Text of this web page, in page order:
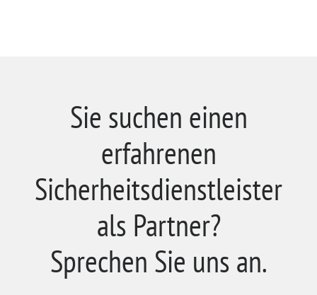
Sie suchen einen
erfahrenen
Sicherheitsdienstleister
als Partner?
Sprechen Sie uns an.